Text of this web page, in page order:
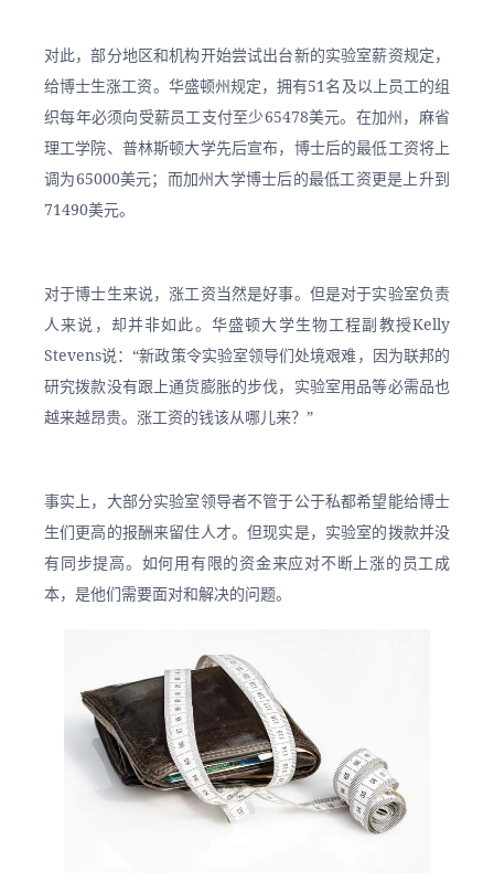
对此，部分地区和机构开始尝试出台新的实验室薪资规定，
给博士生涨工资。华盛顿州规定，拥有51名及以上员工的组
织每年必须向受薪员工支付至少65478美元。在加州，麻省
理工学院、普林斯顿大学先后宣布，博士后的最低工资将上
调为65000美元；而加州大学博士后的最低工资更是上升到
71490美元。
对于博士生来说，涨工资当然是好事。但是对于实验室负责
人来说，却并非如此。华盛顿大学生物工程副教授Kelly
Stevens说：“新政策令实验室领导们处境艰难，因为联邦的
研究拨款没有跟上通货膨胀的步伐，实验室用品等必需品也
越来越昂贵。涨工资的钱该从哪儿来？”
事实上，大部分实验室领导者不管于公于私都希望能给博士
生们更高的报酬来留住人才。但现实是，实验室的拨款并没
有同步提高。如何用有限的资金来应对不断上涨的员工成
本，是他们需要面对和解决的问题。